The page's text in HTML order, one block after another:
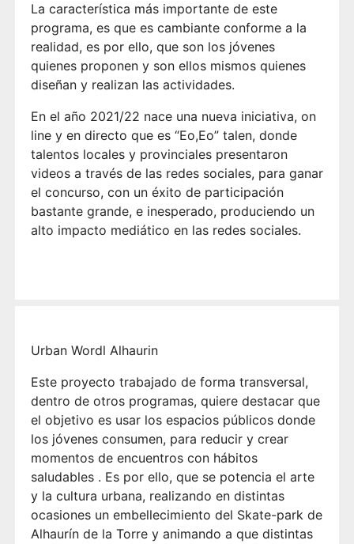
La característica más importante de este
programa, es que es cambiante conforme a la
realidad, es por ello, que son los jóvenes
quienes proponen y son ellos mismos quienes
diseñan y realizan las actividades.
En el año 2021/22 nace una nueva iniciativa, on
line y en directo que es “Eo,Eo” talen, donde
talentos locales y provinciales presentaron
videos a través de las redes sociales, para ganar
el concurso, con un éxito de participación
bastante grande, e inesperado, produciendo un
alto impacto mediático en las redes sociales.
Urban Wordl Alhaurin
Este proyecto trabajado de forma transversal,
dentro de otros programas, quiere destacar que
el objetivo es usar los espacios públicos donde
los jóvenes consumen, para reducir y crear
momentos de encuentros con hábitos
saludables . Es por ello, que se potencia el arte
y la cultura urbana, realizando en distintas
ocasiones un embellecimiento del Skate-park de
Alhaurín de la Torre y animando a que distintas